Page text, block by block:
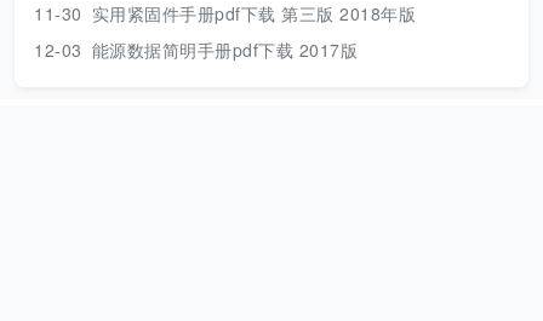
11-30 实用紧固件手册pdf下载 第三版 2018年版
12-03 能源数据简明手册pdf下载 2017版